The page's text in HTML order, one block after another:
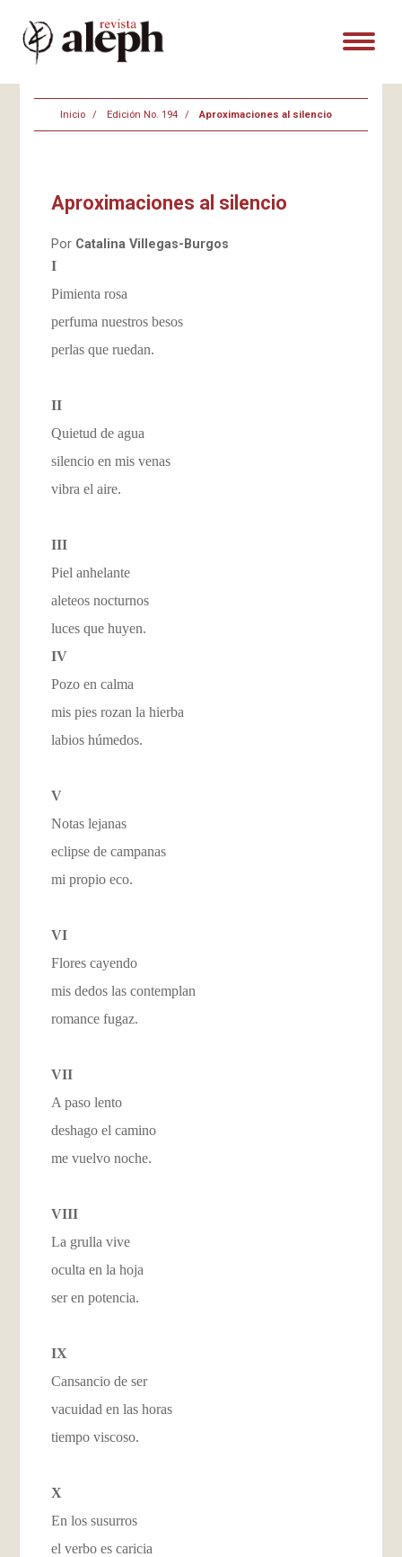
Inicio Edición No. 194 Aproximaciones al silencio
Aproximaciones al silencio
Por Catalina Villegas-Burgos
I
Pimienta rosa
perfuma nuestros besos
perlas que ruedan.
II
Quietud de agua
silencio en mis venas
vibra el aire.
III
Piel anhelante
aleteos nocturnos
luces que huyen.
IV
Pozo en calma
mis pies rozan la hierba
labios húmedos.
V
Notas lejanas
eclipse de campanas
mi propio eco.
VI
Flores cayendo
mis dedos las contemplan
romance fugaz.
VII
A paso lento
deshago el camino
me vuelvo noche.
VIII
La grulla vive
oculta en la hoja
ser en potencia.
IX
Cansancio de ser
vacuidad en las horas
tiempo viscoso.
X
En los susurros
el verbo es caricia